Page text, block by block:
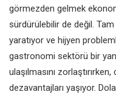
görmezden gelmek
sürdürülebilir de değil. Tam
yaratıyor ve hijyen
gastronomi sektörü bir
ulaşılmasını zorlaştırırken,
dezavantajları yaşıyor.